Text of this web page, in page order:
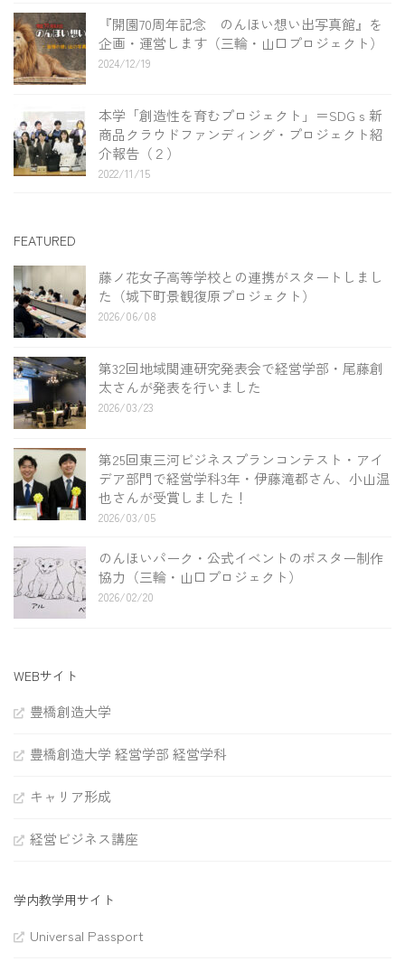
『開園70周年記念 のんほい想い出写真館』を
企画・運営します（三輪・山口プロジェクト）
2024/12/19
本学「創造性を育むプロジェクト」＝SDGｓ新
商品クラウドファンディング・プロジェクト紹
介報告（２）
2022/11/15
FEATURED
藤ノ花女子高等学校との連携がスタートしまし
た（城下町景観復原プロジェクト）
2026/06/08
第32回地域関連研究発表会で経営学部・尾藤創
太さんが発表を行いました
2026/03/23
第25回東三河ビジネスプランコンテスト・アイ
デア部門で経営学科3年・伊藤滝都さん、小山温
也さんが受賞しました！
2026/03/05
のんほいパーク・公式イベントのポスター制作
協力（三輪・山口プロジェクト）
2026/02/20
WEBサイト
豊橋創造大学
豊橋創造大学 経営学部 経営学科
キャリア形成
経営ビジネス講座
学内教学用サイト
Universal Passport